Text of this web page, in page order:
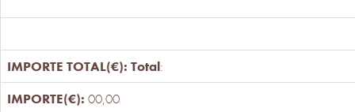
Total:
00,00